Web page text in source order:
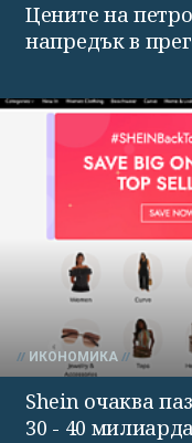
Цените на
напредък в
ИКОНОМИКА
Shein очаква
30 - 40